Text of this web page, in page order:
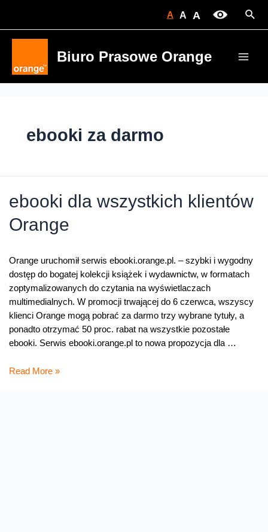
A A A
Biuro Prasowe Orange
ebooki za darmo
ebooki dla wszystkich klientów
Orange
Orange uruchomił serwis ebooki.orange.pl. – szybki i wygodny
dostęp do bogatej kolekcji książek i wydawnictw, w formatach
zoptymalizowanych do czytania na wyświetlaczach
multimedialnych. W promocji trwającej do 6 czerwca, wszyscy
klienci Orange mogą pobrać za darmo trzy wybrane tytuły, a
ponadto otrzymać 50 proc. rabat na wszystkie pozostałe
ebooki. Serwis ebooki.orange.pl to nowa propozycja dla …
ebooki
Read More »